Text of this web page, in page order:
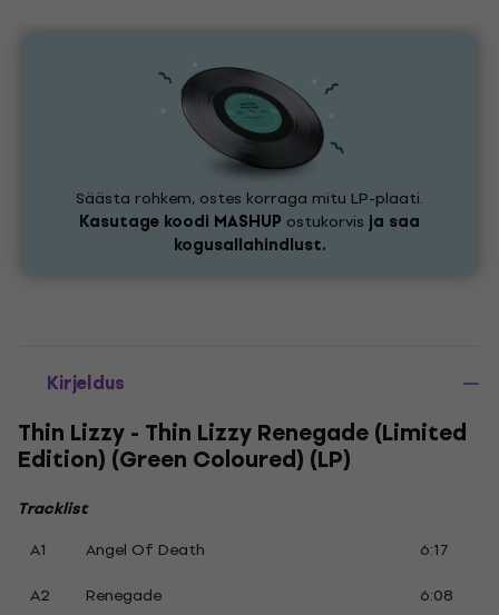
Säästa rohkem, ostes korraga mitu LP-plaati.
Kasutage koodi MASHUP ostukorvis ja saa
kogusallahindlust.
Kirjeldus
Thin Lizzy - Thin Lizzy Renegade (Limited
Edition) (Green Coloured) (LP)
Tracklist
A1
Angel Of Death
6:17
A2
Renegade
6:08